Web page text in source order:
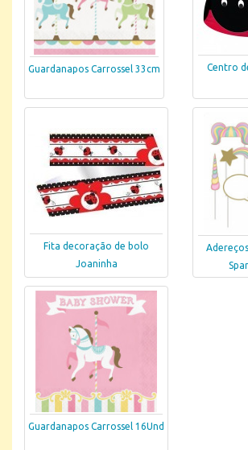
Guardanapos Carrossel 33cm Centro
Fita decoração de bolo
Joaninha
Guardanapos Carrossel 16Und